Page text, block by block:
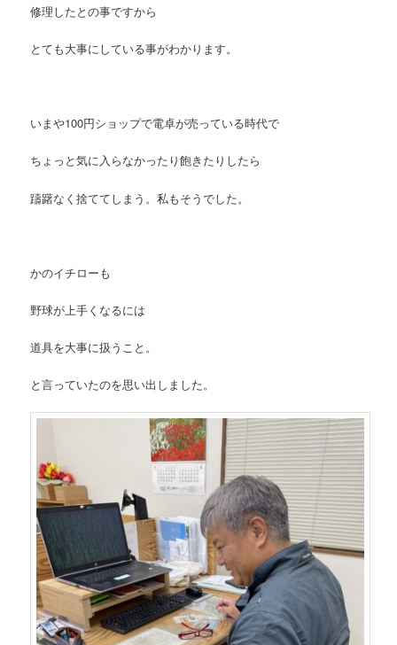
修理したとの事ですから
とても大事にしている事がわかります。
いまや100円ショップで電卓が売っている時代で
ちょっと気に入らなかったり飽きたりしたら
躊躇なく捨ててしまう。私もそうでした。
かのイチローも
野球が上手くなるには
道具を大事に扱うこと。
と言っていたのを思い出しました。